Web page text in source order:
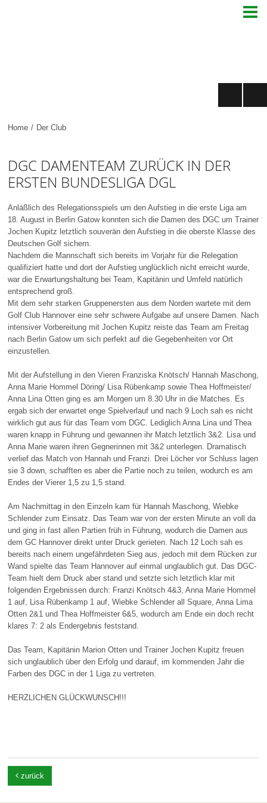

Home / Der Club
DGC DAMENTEAM ZURÜCK IN DER
ERSTEN BUNDESLIGA DGL
Anläßlich des Relegationsspiels um den Aufstieg in die erste Liga am
18. August in Berlin Gatow konnten sich die Damen des DGC um Trainer
Jochen Kupitz letztlich souverän den Aufstieg in die oberste Klasse des
Deutschen Golf sichern.
Nachdem die Mannschaft sich bereits im Vorjahr für die Relegation
qualifiziert hatte und dort der Aufstieg unglücklich nicht erreicht wurde,
war die Erwartungshaltung bei Team, Kapitänin und Umfeld natürlich
entsprechend groß.
Mit dem sehr starken Gruppenersten aus dem Norden wartete mit dem
Golf Club Hannover eine sehr schwere Aufgabe auf unsere Damen. Nach
intensiver Vorbereitung mit Jochen Kupitz reiste das Team am Freitag
nach Berlin Gatow um sich perfekt auf die Gegebenheiten vor Ort
einzustellen.
Mit der Aufstellung in den Vieren Franziska Knötsch/ Hannah Maschong,
Anna Marie Hommel Döring/ Lisa Rübenkamp sowie Thea Hoffmeister/
Anna Lina Otten ging es am Morgen um 8.30 Uhr in die Matches. Es
ergab sich der erwartet enge Spielverlauf und nach 9 Loch sah es nicht
wirklich gut aus für das Team vom DGC. Lediglich Anna Lina und Thea
waren knapp in Führung und gewannen ihr Match letztlich 3&2. Lisa und
Anna Marie waren ihren Gegnerinnen mit 3&2 unterlegen. Dramatisch
verlief das Match von Hannah und Franzi. Drei Löcher vor Schluss lagen
sie 3 down, schafften es aber die Partie noch zu teilen, wodurch es am
Endes der Vierer 1,5 zu 1,5 stand.
Am Nachmittag in den Einzeln kam für Hannah Maschong, Wiebke
Schlender zum Einsatz. Das Team war von der ersten Minute an voll da
und ging in fast allen Partien früh in Führung, wodurch die Damen aus
dem GC Hannover direkt unter Druck gerieten. Nach 12 Loch sah es
bereits nach einem ungefährdeten Sieg aus, jedoch mit dem Rücken zur
Wand spielte das Team Hannover auf einmal unglaublich gut. Das DGC-
Team hielt dem Druck aber stand und setzte sich letztlich klar mit
folgenden Ergebnissen durch: Franzi Knötsch 4&3, Anna Marie Hommel
1 auf, Lisa Rübenkamp 1 auf, Wiebke Schlender all Square, Anna Lima
Otten 2&1 und Thea Hoffmeister 6&5, wodurch am Ende ein doch recht
klares 7: 2 als Endergebnis feststand.
Das Team, Kapitänin Marion Otten und Trainer Jochen Kupitz freuen
sich unglaublich über den Erfolg und darauf, im kommenden Jahr die
Farben des DGC in der 1 Liga zu vertreten.
HERZLICHEN GLÜCKWUNSCH!!!
 zurück